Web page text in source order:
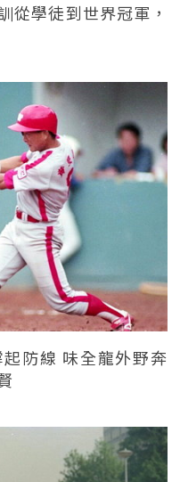
從學徒到世界冠軍，
防線 味全龍外野奔